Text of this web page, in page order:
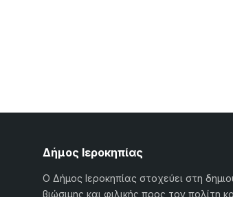
Δήμος Ιεροκηπίας
Ο Δήμος Ιεροκηπίας στοχεύει στη
βιώσιμης και φιλικής προς τον πολίτη